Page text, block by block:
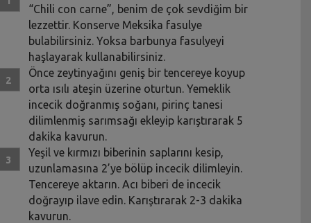
“Chili con carne”, benim de çok sevdiğim bir
lezzettir. Konserve Meksika fasulye
bulabilirsiniz. Yoksa barbunya fasulyeyi
haşlayarak kullanabilirsiniz.
Önce zeytinyağını geniş bir tencereye koyup
orta ısılı ateşin üzerine oturtun. Yemeklik
incecik doğranmış soğanı, pirinç tanesi
dilimlenmiş sarımsağı ekleyip karıştırarak 5
dakika kavurun.
Yeşil ve kırmızı biberinin saplarını kesip,
uzunlamasına 2’ye bölüp incecik dilimleyin.
Tencereye aktarın. Acı biberi de incecik
doğrayıp ilave edin. Karıştırarak 2-3 dakika
kavurun.